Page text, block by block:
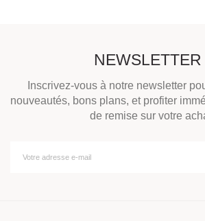
NEWSLETTER
Inscrivez-vous à notre newsletter
nouveautés, bons plans, et profiter
de remise sur votre